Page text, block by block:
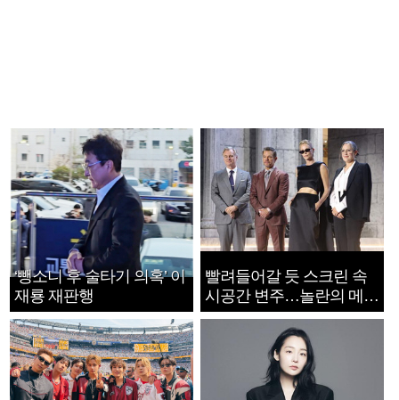
‘뺑소니 후 술타기 의혹’ 이
재룡 재판행
빨려들어갈 듯 스크린 속
시공간 변주…놀란의 메시
지는 ‘전쟁 속죄’